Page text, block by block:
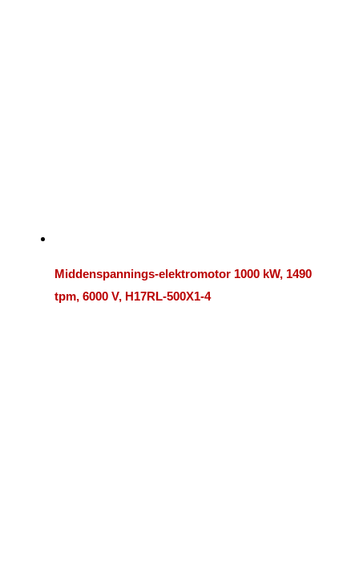
Middenspannings-elektromotor 1000 kW, 1490
tpm, 6000 V, H17RL-500X1-4